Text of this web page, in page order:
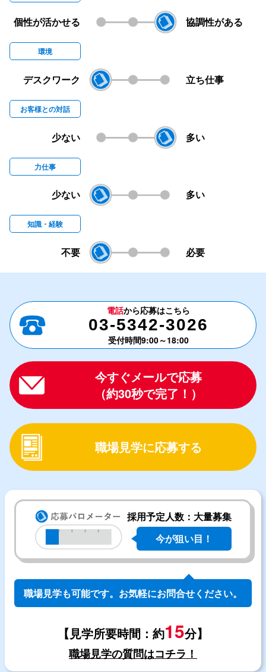
個性が活かせる 協調性がある
環境
デスクワーク 立ち仕事
お客様との対話
少ない 多い
力仕事
少ない 多い
知識・経験
不要 必要
電話から応募はこちら
03-5342-3026
受付時間9:00～18:00
今すぐメールで応募
（約30秒で完了！）
職場見学に応募する
採用予定人数：大量募集
今が狙い目！
職場見学も可能です。お気軽にお問合せください。
【見学所要時間：約15分】
職場見学の質問はコチラ！